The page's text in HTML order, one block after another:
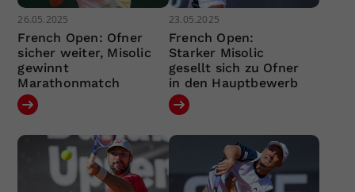
26.05.2025
French Open: Ofner
sicher weiter, Misolic
gewinnt
Marathonmatch
23.05.2025
French Open:
Starker Misolic
gesellt sich zu Ofner
in den Hauptbewerb